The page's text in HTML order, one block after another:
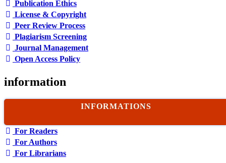
Publication Ethics
License & Copyright
Peer Review Process
Plagiarism Screening
Journal Management
Open Access Policy
information
INFORMATIONS
For Readers
For Authors
For Librarians